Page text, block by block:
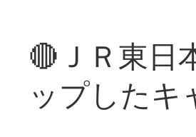
🔴ＪＲ東日
ップしたキ